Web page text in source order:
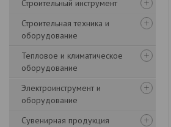
Строительный инструмент
Строительная техника и
оборудование
Тепловое и климатическое
оборудование
Электроинструмент и
оборудование
Сувенирная продукция